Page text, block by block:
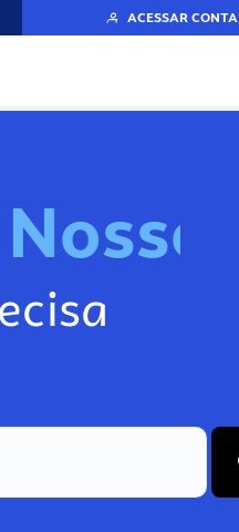
ACESSAR CONTA
Nosso